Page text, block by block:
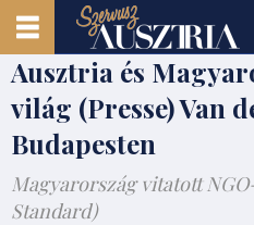
Ausztria és
világ (Presse) Van
Budapesten
Magyarország vitatott
Standard)